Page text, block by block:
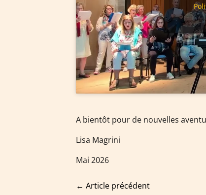
A bientôt pour de nouvelles
Lisa Magrini
Mai 2026
←Article précédent